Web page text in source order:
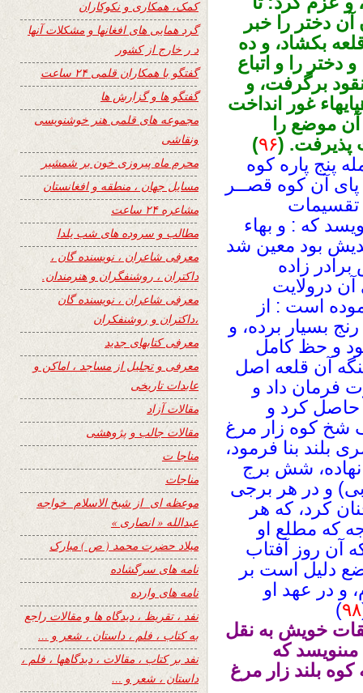
دختر را خبر
بكشاد، و ده
را و اتباع
برگرفت، و
غور انداخت
موضع را
پذيرفت. (۹۶)
پنج پاره کوه
آن کوه قصــر
تقسیمات
که : و بهاء
بود معين شد
زاده
درولایت
است : از
بسيار برده، و
و حظ كامل
آن قلعه اصل
فرمان داد و
حاصل كرد و
شخ كوه زار مرغ
بلند بنا فرمود،
نهاده، شش برج
و در هر برجى
كرد، كه هر
كه مطلع او
آن روز آفتاب
دليل است بر
و در عهد او
۹۸)
خویش به نقل
كه
بلند زار مرغ
کمک، همکاری و نکوکاران
گرد همایی های افغانها و مشکلات آنها
د ر خارج از کشور
گفتگو با همکاران قلمی ۲۴ ساعت
گفتگو ها و گزارش ها
مجموعه های قلمی هنر خوشنویسی
ونقاشی
محرم ماه پیروزی خون بر شمشیر
مسایل جهان ، منطقه و افغانستان
مشاعره ۲۴ ساعت
مطالب و سروده های شب یلدا
معرفی شاعران ، نویسنده گان ،
داکتران ، روشنفگران و هنرمندان.
معرفی شاعران ، نویسنده گان
،داکتران و روشنفکران
معرفی کتابهای جدید
معرفی و تجلیل از مساجد ، اماکن و
عابدات تاریخی
مقالات آزاد
مقالات جالب و پژوهشی
مناجا ت
مناجات
موعظه ای از شیخ الاسلام خواجه
عبدالله « انصاری »
میلاد حضرت محمد ( ص ) مبارک
نامه های سرگشاده
نامه های وارده
نفد ، تقریظ ، دیدگاه ها و مقالات راجع
به کتاب ، فلم ، داستان ، شعر و …
نفد بر کتاب ، مقالات ، دیدگاهها ، فلم ،
داستان ، شعر و …